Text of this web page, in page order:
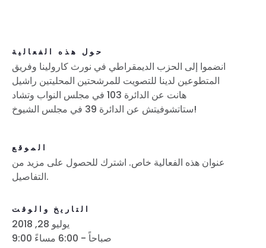
حول هذه الفعالية
انضموا إلى الحزب الديمقراطي في نورث كارولينا وفريق
المتطوعين لدينا للتصويت للمرشحتين المحليتين راشيل
هانت عن الدائرة 103 في مجلس النواب وتشاد
ستاتشوفيتش عن الدائرة 39 في مجلس الشيوخ!
الموقع
عنوان هذه الفعالية خاص. اشترك للحصول على مزيد من
التفاصيل.
التاريخ والوقت
يوليو 28, 2018
9:00 صباحاً - 6:00 مساءً